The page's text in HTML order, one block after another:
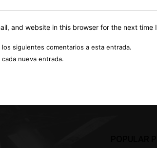
and website in this browser for the next time
los siguientes comentarios a esta entrada.
nueva entrada.